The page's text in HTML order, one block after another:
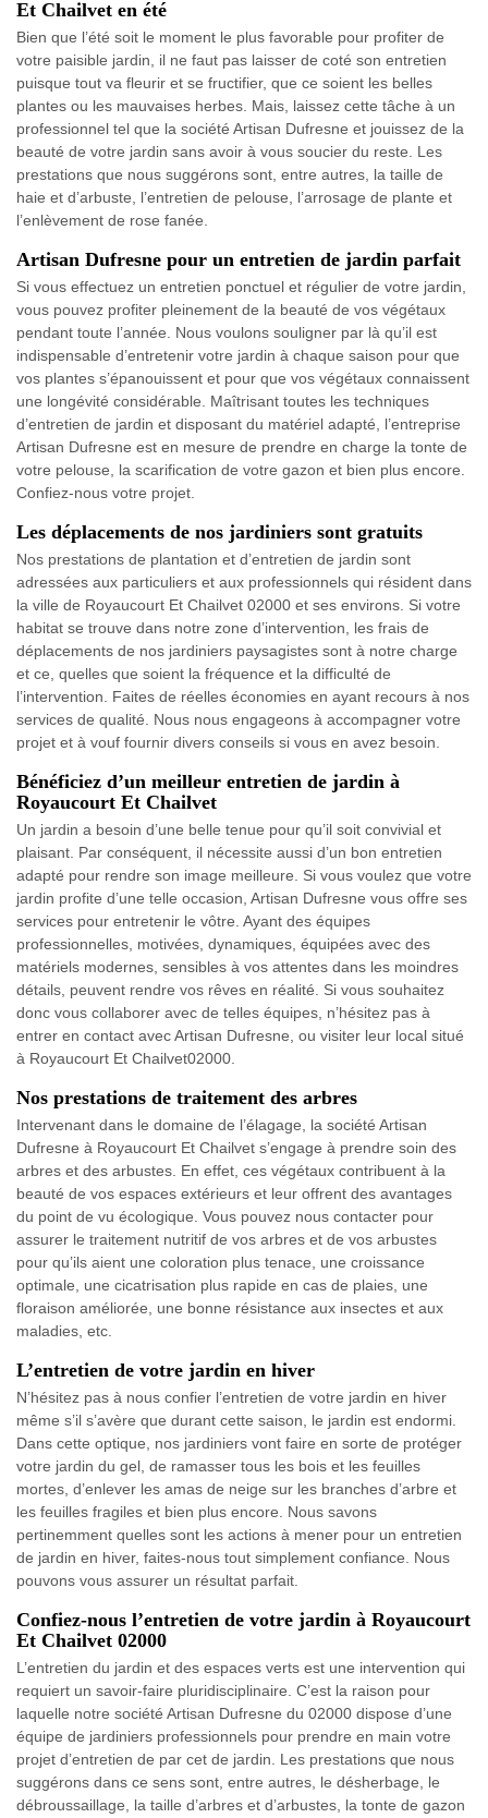
Et Chailvet en été
Bien que l’été soit le moment le plus favorable pour profiter de
votre paisible jardin, il ne faut pas laisser de coté son entretien
puisque tout va fleurir et se fructifier, que ce soient les belles
plantes ou les mauvaises herbes. Mais, laissez cette tâche à un
professionnel tel que la société Artisan Dufresne et jouissez de la
beauté de votre jardin sans avoir à vous soucier du reste. Les
prestations que nous suggérons sont, entre autres, la taille de
haie et d’arbuste, l’entretien de pelouse, l’arrosage de plante et
l’enlèvement de rose fanée.
Artisan Dufresne pour un entretien de jardin parfait
Si vous effectuez un entretien ponctuel et régulier de votre jardin,
vous pouvez profiter pleinement de la beauté de vos végétaux
pendant toute l’année. Nous voulons souligner par là qu’il est
indispensable d’entretenir votre jardin à chaque saison pour que
vos plantes s’épanouissent et pour que vos végétaux connaissent
une longévité considérable. Maîtrisant toutes les techniques
d’entretien de jardin et disposant du matériel adapté, l’entreprise
Artisan Dufresne est en mesure de prendre en charge la tonte de
votre pelouse, la scarification de votre gazon et bien plus encore.
Confiez-nous votre projet.
Les déplacements de nos jardiniers sont gratuits
Nos prestations de plantation et d’entretien de jardin sont
adressées aux particuliers et aux professionnels qui résident dans
la ville de Royaucourt Et Chailvet 02000 et ses environs. Si votre
habitat se trouve dans notre zone d’intervention, les frais de
déplacements de nos jardiniers paysagistes sont à notre charge
et ce, quelles que soient la fréquence et la difficulté de
l’intervention. Faites de réelles économies en ayant recours à nos
services de qualité. Nous nous engageons à accompagner votre
projet et à vouf fournir divers conseils si vous en avez besoin.
Bénéficiez d’un meilleur entretien de jardin à
Royaucourt Et Chailvet
Un jardin a besoin d’une belle tenue pour qu’il soit convivial et
plaisant. Par conséquent, il nécessite aussi d’un bon entretien
adapté pour rendre son image meilleure. Si vous voulez que votre
jardin profite d’une telle occasion, Artisan Dufresne vous offre ses
services pour entretenir le vôtre. Ayant des équipes
professionnelles, motivées, dynamiques, équipées avec des
matériels modernes, sensibles à vos attentes dans les moindres
détails, peuvent rendre vos rêves en réalité. Si vous souhaitez
donc vous collaborer avec de telles équipes, n’hésitez pas à
entrer en contact avec Artisan Dufresne, ou visiter leur local situé
à Royaucourt Et Chailvet02000.
Nos prestations de traitement des arbres
Intervenant dans le domaine de l’élagage, la société Artisan
Dufresne à Royaucourt Et Chailvet s’engage à prendre soin des
arbres et des arbustes. En effet, ces végétaux contribuent à la
beauté de vos espaces extérieurs et leur offrent des avantages
du point de vu écologique. Vous pouvez nous contacter pour
assurer le traitement nutritif de vos arbres et de vos arbustes
pour qu’ils aient une coloration plus tenace, une croissance
optimale, une cicatrisation plus rapide en cas de plaies, une
floraison améliorée, une bonne résistance aux insectes et aux
maladies, etc.
L’entretien de votre jardin en hiver
N’hésitez pas à nous confier l’entretien de votre jardin en hiver
même s’il s’avère que durant cette saison, le jardin est endormi.
Dans cette optique, nos jardiniers vont faire en sorte de protéger
votre jardin du gel, de ramasser tous les bois et les feuilles
mortes, d’enlever les amas de neige sur les branches d’arbre et
les feuilles fragiles et bien plus encore. Nous savons
pertinemment quelles sont les actions à mener pour un entretien
de jardin en hiver, faites-nous tout simplement confiance. Nous
pouvons vous assurer un résultat parfait.
Confiez-nous l’entretien de votre jardin à Royaucourt
Et Chailvet 02000
L’entretien du jardin et des espaces verts est une intervention qui
requiert un savoir-faire pluridisciplinaire. C’est la raison pour
laquelle notre société Artisan Dufresne du 02000 dispose d’une
équipe de jardiniers professionnels pour prendre en main votre
projet d’entretien de par cet de jardin. Les prestations que nous
suggérons dans ce sens sont, entre autres, le désherbage, le
débroussaillage, la taille d’arbres et d’arbustes, la tonte de gazon